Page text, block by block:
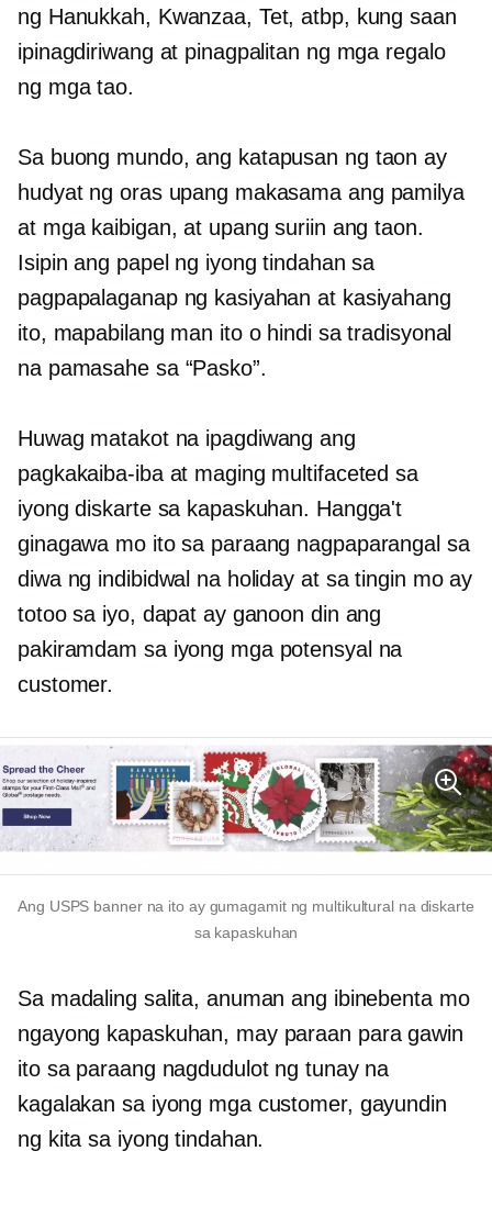
ng Hanukkah, Kwanzaa, Tet, atbp, kung saan
ipinagdiriwang at pinagpalitan ng mga regalo
ng mga tao.
Sa buong mundo, ang katapusan ng taon ay
hudyat ng oras upang makasama ang pamilya
at mga kaibigan, at upang suriin ang taon.
Isipin ang papel ng iyong tindahan sa
pagpapalaganap ng kasiyahan at kasiyahang
ito, mapabilang man ito o hindi sa tradisyonal
na pamasahe sa “Pasko”.
Huwag matakot na ipagdiwang ang
pagkakaiba-iba at maging multifaceted sa
iyong diskarte sa kapaskuhan. Hangga't
ginagawa mo ito sa paraang nagpaparangal sa
diwa ng indibidwal na holiday at sa tingin mo ay
totoo sa iyo, dapat ay ganoon din ang
pakiramdam sa iyong mga potensyal na
customer.
Ang USPS banner na ito ay gumagamit ng multikultural na diskarte
sa kapaskuhan
Sa madaling salita, anuman ang ibinebenta mo
ngayong kapaskuhan, may paraan para gawin
ito sa paraang nagdudulot ng tunay na
kagalakan sa iyong mga customer, gayundin
ng kita sa iyong tindahan.